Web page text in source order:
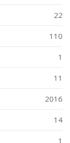
22
110
1
11
2016
14
1